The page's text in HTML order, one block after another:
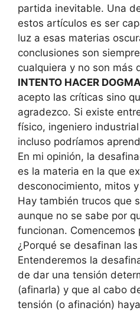
partida inevitable. Una
estos artículos es ser
luz a esas materias
conclusiones son
cualquiera y no son más
INTENTO HACER
acepto las críticas sino
agradezco. Si existe
físico, ingeniero
incluso podríamos
En mi opinión, la
es la materia en la que
desconocimiento, mitos
Hay también trucos que
aunque no se sabe por
funcionan. Comencemos
¿Porqué se desafinan
Entenderemos la
de dar una tensión
(afinarla) y que al cabo
tensión (o afinación)